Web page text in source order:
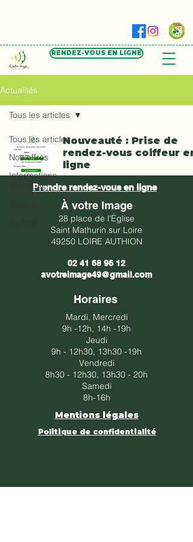
RENDEZ-VOUS EN LIGNE
Actualités
Tous les articles
Nos offres
Informations
pratiques
Tous les articles
Nouveauté : Prise de
rendez-vous coiffeur en
ligne
1 min de lecture
Prendre rendez-vous en ligne
À votre Image
28 place de l'Église
Saint Mathurin sur Loire
49250 LOIRE AUTHION
02 41 68 96 12
avotreimage49@gmail.com
Horaires
Mardi, Mercredi
9h -12h, 14h -19h​​
Jeudi
​9h - 12h30, 13h30 -19h​
Vendredi
​8h30 - 12h30, 13h30 - 20h​
Samedi
8h-16h
Mentions légales
Politique de confidentialité